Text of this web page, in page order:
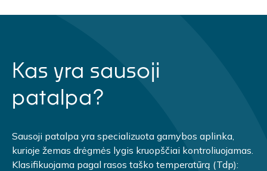
Kas yra sausoji
patalpa?
Sausoji patalpa yra specializuota gamybos aplinka,
kurioje žemas drėgmės lygis kruopščiai kontroliuojamas.
Klasifikuojama pagal rasos taško temperatūrą (Tdp):